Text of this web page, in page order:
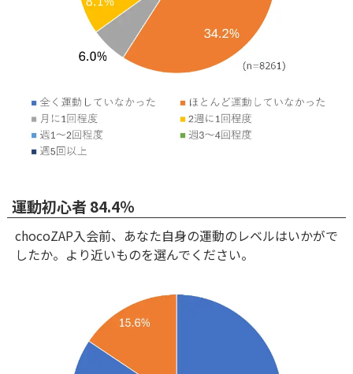
運動初心者 84.4％
chocoZAP入会前、あなた自身の運動のレベルはいかがで
したか。より近いものを選んでください。